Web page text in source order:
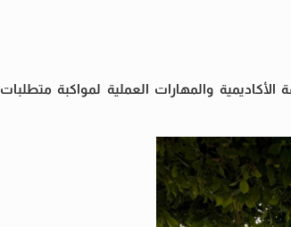
والمهارات العملية لمواكبة متطلبات